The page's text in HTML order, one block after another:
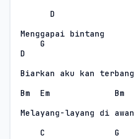
D
Menggapai bintang
G
D
Biarkan aku kan terbang
Bm
Em
Bm
Melayang-layang di awan
C
G